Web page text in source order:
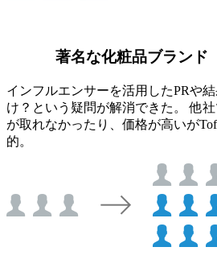
著名な化粧品ブランド
インフルエンサーを活用したPRや
け？という疑問が解消できた。 他
が取れなかったり、価格が高いが
的。